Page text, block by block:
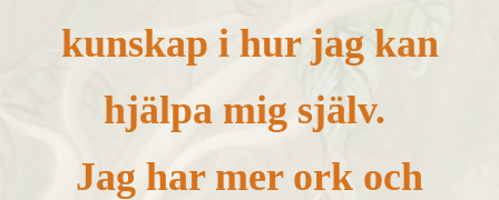
kunskap i hur jag kan
hjälpa mig själv.
Jag har mer ork och